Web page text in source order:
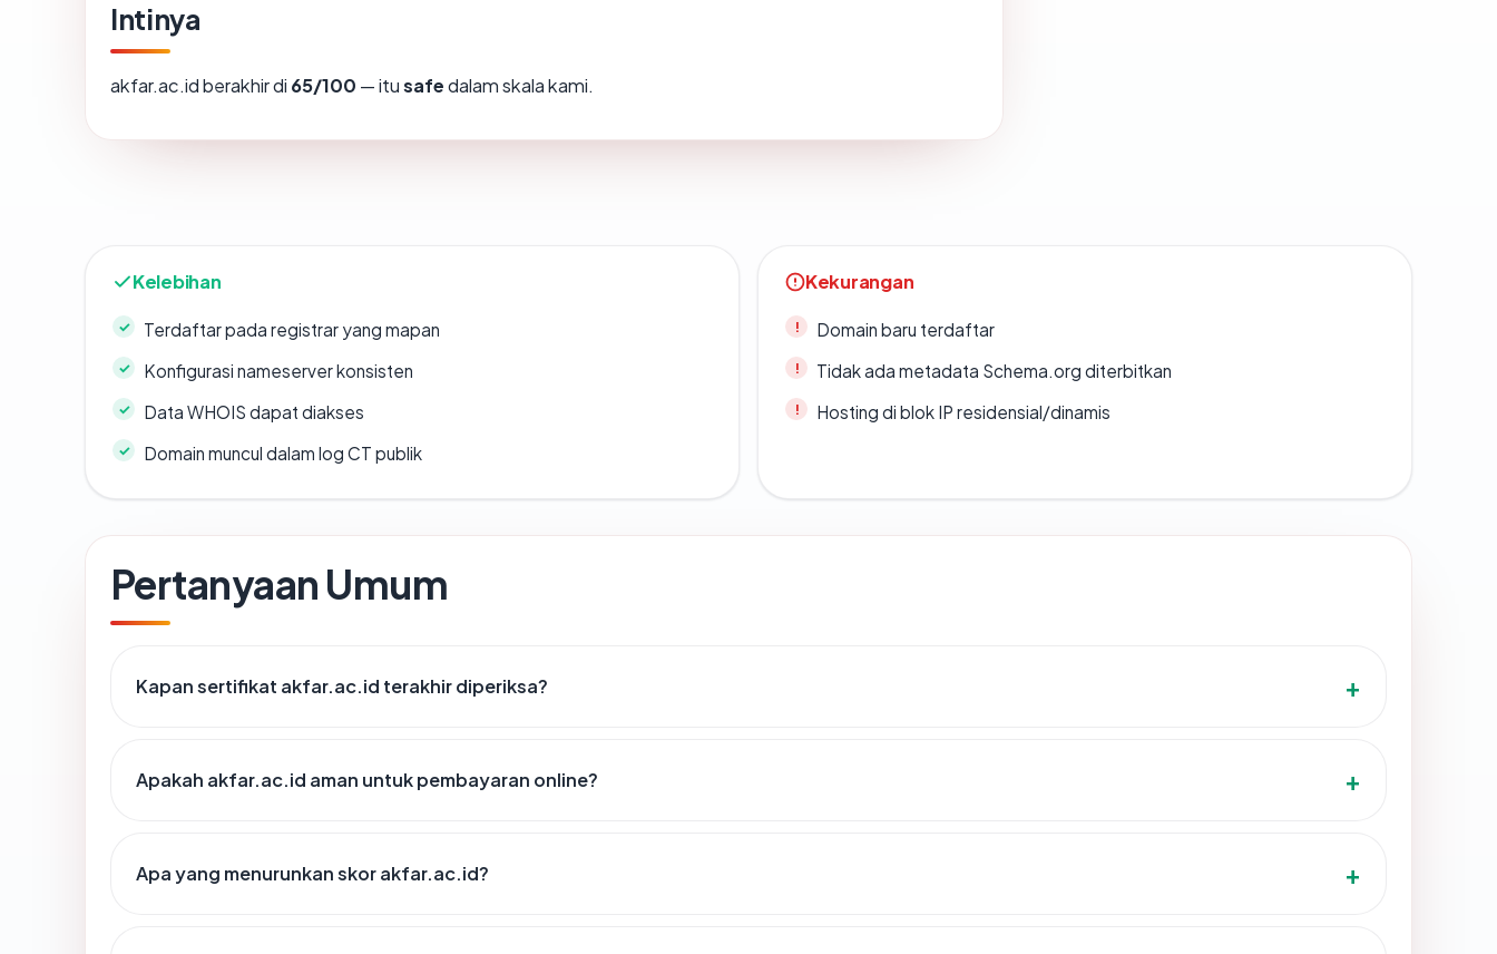
Intinya
akfar.ac.id berakhir di 65/100 — itusafedalam skala kami.
Kelebihan
Terdaftar pada registrar yang mapan
Konfigurasi nameserver konsisten
Data WHOIS dapat diakses
Domain muncul dalam log CT publik
Kekurangan
Domain baru terdaftar
Tidak ada metadata Schema.org diterbitkan
Hosting di blok IP residensial/dinamis
Pertanyaan Umum
Kapan sertifikat akfar.ac.id terakhir diperiksa?
Apakah akfar.ac.id aman untuk pembayaran online?
Apa yang menurunkan skor akfar.ac.id?